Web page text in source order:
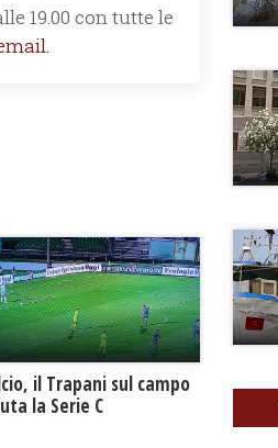
19.00 con tutte le
il Trapani sul campo
la Serie C